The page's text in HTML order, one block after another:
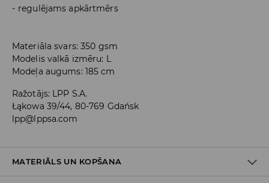
regulējams apkārtmērs
Materiāla svars: 350 gsm
Modelis valkā izmēru: L
Modeļa augums: 185 cm
Ražotājs: LPP S.A.
Łąkowa 39/44, 80-769 Gdańsk
lpp@lppsa.com
MATERIĀLS UN KOPŠANA